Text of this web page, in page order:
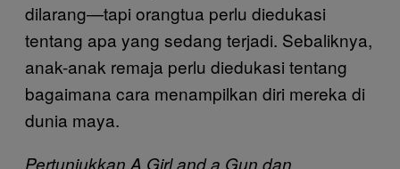
dilarang—tapi orangtua perlu diedukasi
tentang apa yang sedang terjadi. Sebaliknya,
anak-anak remaja perlu diedukasi tentang
bagaimana cara menampilkan diri mereka di
dunia maya.
Pertunjukkan A Girl and a Gun dan